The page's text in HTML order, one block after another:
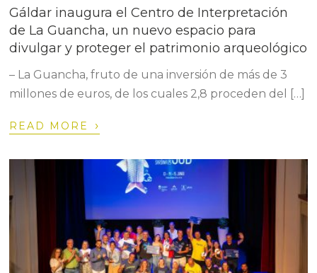
Gáldar inaugura el Centro de Interpretación
de La Guancha, un nuevo espacio para
divulgar y proteger el patrimonio arqueológico
– La Guancha, fruto de una inversión de más de 3
millones de euros, de los cuales 2,8 proceden del […]
READ MORE ›